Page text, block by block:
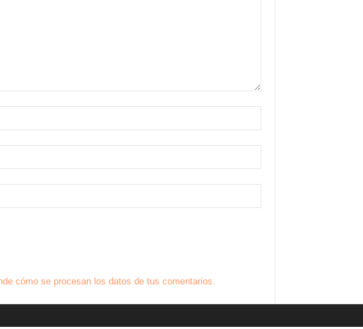
cómo se procesan los datos de tus comentarios.